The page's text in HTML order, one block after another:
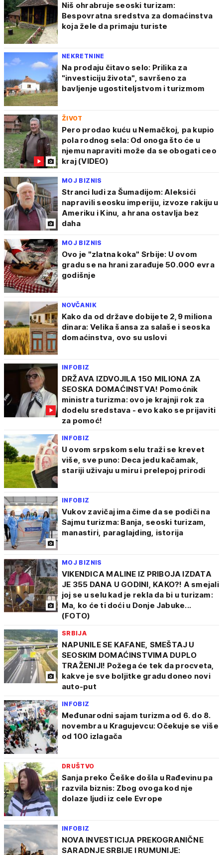
Niš ohrabruje seoski turizam:
Bespovratna sredstva za domaćinstva
koja žele da primaju turiste
NEKRETNINE
Na prodaju čitavo selo: Prilika za
"investiciju života", savršeno za
bavljenje ugostiteljstvom i turizmom
ŽIVOT
Pero prodao kuću u Nemačkoj, pa kupio
pola rodnog sela: Od onoga što će u
njemu napraviti može da se obogati ceo
kraj (VIDEO)
MOJ BIZNIS
Stranci ludi za Šumadijom: Aleksići
napravili seosku imperiju, izvoze rakiju u
Ameriku i Kinu, a hrana ostavlja bez
daha
MOJ BIZNIS
Ovo je "zlatna koka" Srbije: U ovom
gradu se na hrani zarađuje 50.000 evra
godišnje
NOVČANIK
Kako da od države dobijete 2,9 miliona
dinara: Velika šansa za salaše i seoska
domaćinstva, ovo su uslovi
INFOBIZ
DRŽAVA IZDVOJILA 150 MILIONA ZA
SEOSKA DOMAĆINSTVA! Pomoćnik
ministra turizma: ovo je krajnji rok za
dodelu sredstava - evo kako se prijaviti
za pomoć!
INFOBIZ
U ovom srpskom selu traži se krevet
više, sve puno: Deca jedu kačamak,
stariji uživaju u miru i prelepoj prirodi
INFOBIZ
Vukov zavičaj ima čime da se podiči na
Sajmu turizma: Banja, seoski turizam,
manastiri, paraglajding, istorija
MOJ BIZNIS
VIKENDICA MALINE IZ PRIBOJA IZDATA
JE 355 DANA U GODINI, KAKO?! A smejali
joj se u selu kad je rekla da bi u turizam:
Ma, ko će ti doći u Donje Jabuke...
(FOTO)
SRBIJA
NAPUNILE SE KAFANE, SMEŠTAJ U
SEOSKIM DOMAĆINSTVIMA DUPLO
TRAŽENIJI! Požega će tek da procveta,
kakve je sve boljitke gradu doneo novi
auto-put
INFOBIZ
Međunarodni sajam turizma od 6. do 8.
novembra u Kragujevcu: Očekuje se više
od 100 izlagača
DRUŠTVO
Sanja preko Češke došla u Rađevinu pa
razvila biznis: Zbog ovoga kod nje
dolaze ljudi iz cele Evrope
INFOBIZ
NOVA INVESTICIJA PREKOGRANIČNE
SARADNJE SRBIJE I RUMUNIJE: